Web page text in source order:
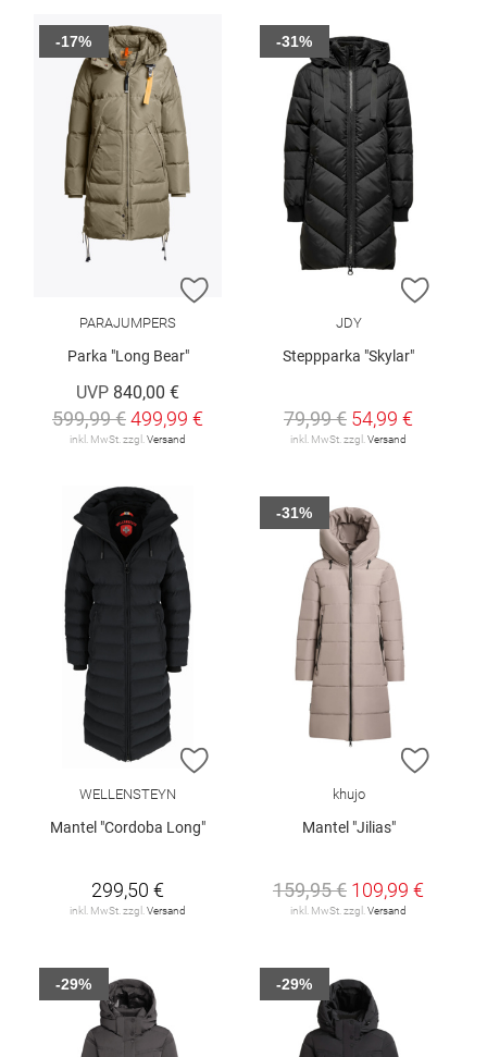
ZUR WUNSCHLISTE HINZUFÜGEN
PARAJUMPERS
Parka "Long Bear"
UVP 840,00 €
599,99 €499,99 €
inkl. MwSt. zzgl. Versand
-17%
ZUR
JDY
Steppparka "Skylar"
79,99 € 54,99 €
inkl. MwSt. zzgl. Versand
-31%
ZUR WUNSCHLISTE HINZUFÜGEN
WELLENSTEYN
Mantel "Cordoba Long"
299,50 €
inkl. MwSt. zzgl. Versand
ZUR
khujo
Mantel "Jilias"
159,95 € 109,99 €
inkl. MwSt. zzgl. Versand
-31%
-29% -29%